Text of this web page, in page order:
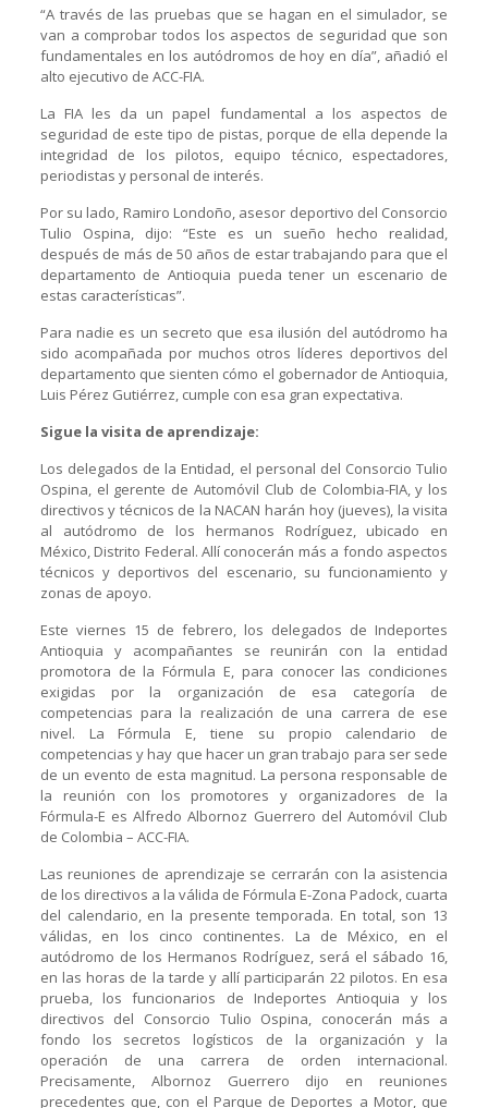
“A través de las pruebas que se hagan en el simulador, se
van a comprobar todos los aspectos de seguridad que son
fundamentales en los autódromos de hoy en día”, añadió el
alto ejecutivo de ACC-FIA.
La FIA les da un papel fundamental a los aspectos de
seguridad de este tipo de pistas, porque de ella depende la
integridad de los pilotos, equipo técnico, espectadores,
periodistas y personal de interés.
Por su lado, Ramiro Londoño, asesor deportivo del Consorcio
Tulio Ospina, dijo: “Este es un sueño hecho realidad,
después de más de 50 años de estar trabajando para que el
departamento de Antioquia pueda tener un escenario de
estas características”.
Para nadie es un secreto que esa ilusión del autódromo ha
sido acompañada por muchos otros líderes deportivos del
departamento que sienten cómo el gobernador de Antioquia,
Luis Pérez Gutiérrez, cumple con esa gran expectativa.
Sigue la visita de aprendizaje:
Los delegados de la Entidad, el personal del Consorcio Tulio
Ospina, el gerente de Automóvil Club de Colombia-FIA, y los
directivos y técnicos de la NACAN harán hoy (jueves), la visita
al autódromo de los hermanos Rodríguez, ubicado en
México, Distrito Federal. Allí conocerán más a fondo aspectos
técnicos y deportivos del escenario, su funcionamiento y
zonas de apoyo.
Este viernes 15 de febrero, los delegados de Indeportes
Antioquia y acompañantes se reunirán con la entidad
promotora de la Fórmula E, para conocer las condiciones
exigidas por la organización de esa categoría de
competencias para la realización de una carrera de ese
nivel. La Fórmula E, tiene su propio calendario de
competencias y hay que hacer un gran trabajo para ser sede
de un evento de esta magnitud. La persona responsable de
la reunión con los promotores y organizadores de la
Fórmula-E es Alfredo Albornoz Guerrero del Automóvil Club
de Colombia – ACC-FIA.
Las reuniones de aprendizaje se cerrarán con la asistencia
de los directivos a la válida de Fórmula E-Zona Padock, cuarta
del calendario, en la presente temporada. En total, son 13
válidas, en los cinco continentes. La de México, en el
autódromo de los Hermanos Rodríguez, será el sábado 16,
en las horas de la tarde y allí participarán 22 pilotos. En esa
prueba, los funcionarios de Indeportes Antioquia y los
directivos del Consorcio Tulio Ospina, conocerán más a
fondo los secretos logísticos de la organización y la
operación de una carrera de orden internacional.
Precisamente, Albornoz Guerrero dijo en reuniones
precedentes que, con el Parque de Deportes a Motor, que